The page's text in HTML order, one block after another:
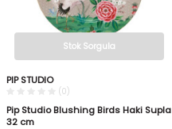
Stok Sorgula
PIP STUDIO
(0)
Pip Studio Blushing Birds Haki Supla
32 cm